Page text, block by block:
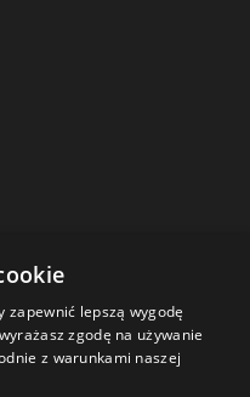
zapewnić lepszą wygodę
zgodę na używanie
z warunkami naszej